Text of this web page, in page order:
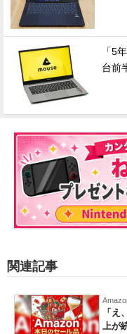
「5
台前
関連記事
「え
上が